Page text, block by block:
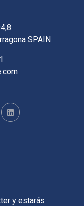
SPAIN
y estarás